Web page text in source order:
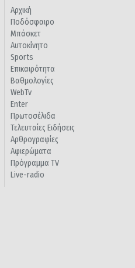
Αρχική
Ποδόσφαιρο
Μπάσκετ
Αυτοκίνητο
Sports
Επικαιρότητα
Βαθμολογίες
WebTv
Enter
Πρωτοσέλιδα
Τελευταίες Ειδήσεις
Αρθρογραφίες
Αφιερώματα
Πρόγραμμα TV
Live-radio